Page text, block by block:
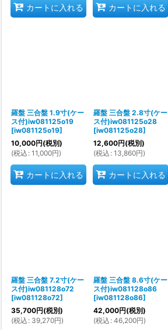
カートに入れる カートに入れる
羅盤 三合盤 1.9寸(ケー
ス付)iw081125o19
[iw081125o19]
10,000円(税別)
(税込 : 11,000円)
カートに入れる
羅盤 三合盤 2.8寸(ケー
ス付)iw081125o28
[iw081125o28]
12,600円(税別)
(税込 : 13,860円)
カートに入れる
羅盤 三合盤 7.2寸(ケー
ス付)iw081128o72
[iw081128o72]
35,700円(税別)
(税込 : 39,270円)
羅盤 三合盤 8.6寸(ケー
ス付)iw081128o86
[iw081128o86]
42,000円(税別)
(税込 : 46,200円)